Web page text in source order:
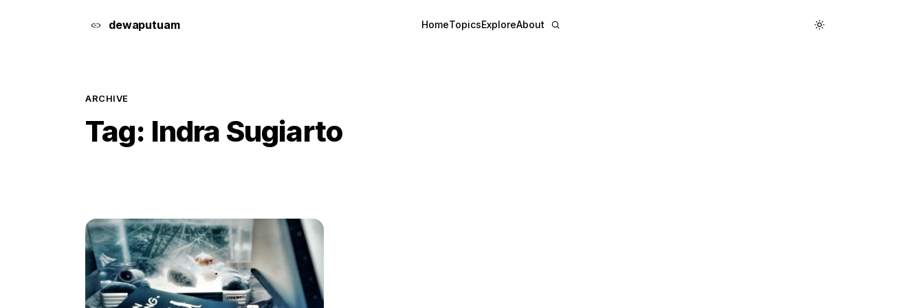
dewaputuam HomeTopicsExploreAbout
ARCHIVE
Tag: Indra Sugiarto